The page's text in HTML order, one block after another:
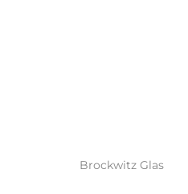
Brockwitz Glas